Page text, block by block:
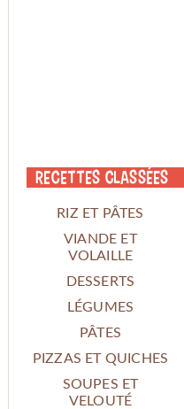
Recettes classées
RIZ ET PÂTES
VIANDE ET
VOLAILLE
DESSERTS
LÉGUMES
PÂTES
PIZZAS ET QUICHES
SOUPES ET
VELOUTÉ